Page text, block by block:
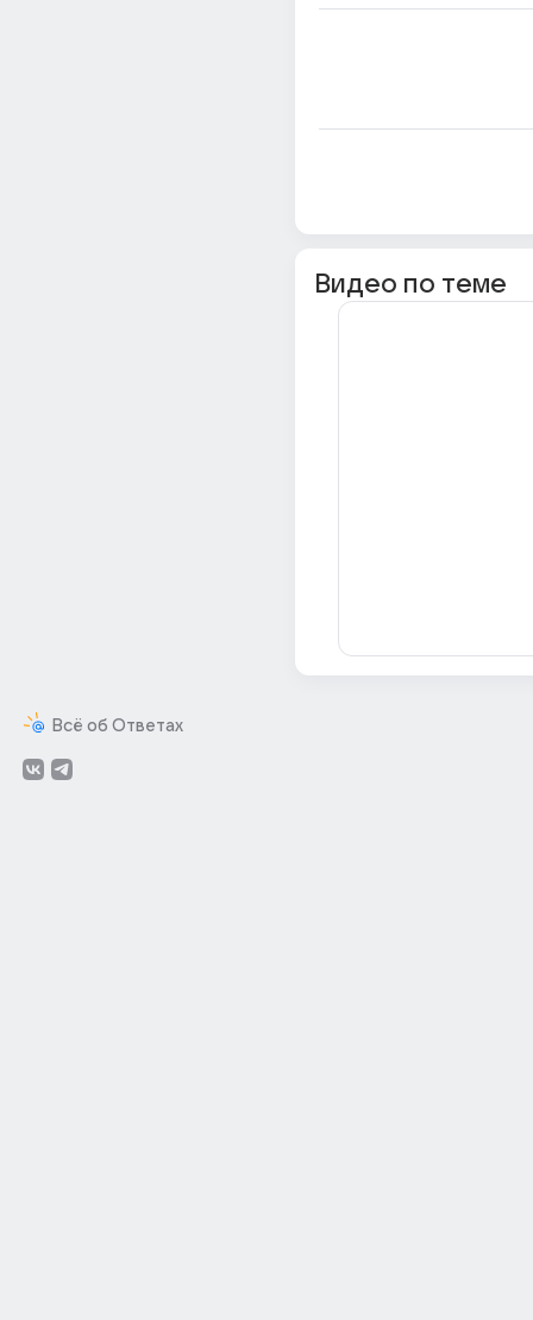
Всё об Ответах
Видео по теме